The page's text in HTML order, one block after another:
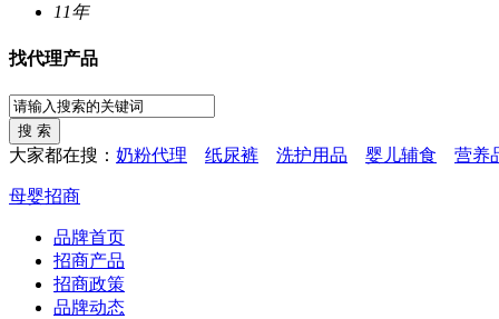
11年
找代理产品
大家都在搜： 奶粉代理 纸尿裤 洗护用品 婴儿辅食 营养
母婴招商
品牌首页
招商产品
招商政策
品牌动态